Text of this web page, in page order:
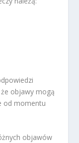
objawy mogą
od momentu
objawów